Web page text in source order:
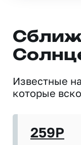
Известные
которые
259P